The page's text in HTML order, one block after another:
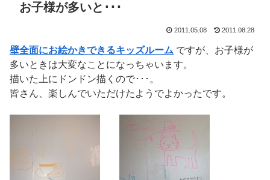
お子様が多いと･･･
2011.05.08 2011.08.28
壁全面にお絵かきできるキッズルーム ですが、お子様が
多いときは大変なことになっちゃいます。
描いた上にドンドン描くので･･･。
皆さん、楽しんでいただけたようでよかったです。